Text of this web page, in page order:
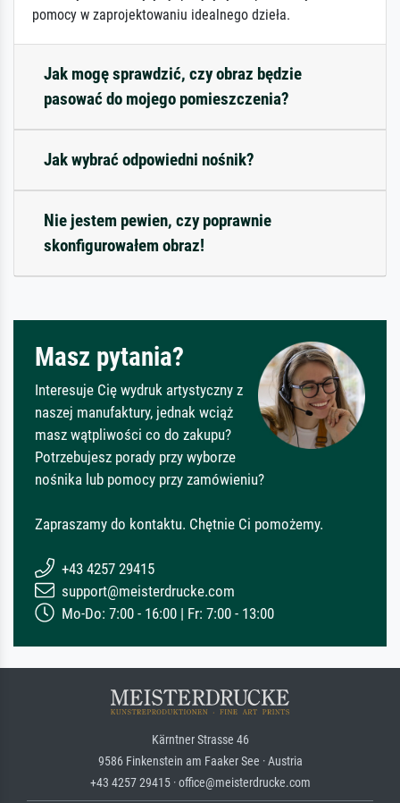
pomocy w zaprojektowaniu idealnego dzieła.
Jak mogę sprawdzić, czy obraz będzie
pasować do mojego pomieszczenia?
Jak wybrać odpowiedni nośnik?
Nie jestem pewien, czy poprawnie
skonfigurowałem obraz!
Masz pytania?
Interesuje Cię wydruk artystyczny z
naszej manufaktury, jednak wciąż
masz wątpliwości co do zakupu?
Potrzebujesz porady przy wyborze
nośnika lub pomocy przy zamówieniu?
Zapraszamy do kontaktu. Chętnie Ci pomożemy.
+43 4257 29415
support@meisterdrucke.com
Mo-Do: 7:00 - 16:00 | Fr: 7:00 - 13:00
Kärntner Strasse 46
9586 Finkenstein am Faaker See · Austria
+43 4257 29415 · office@meisterdrucke.com